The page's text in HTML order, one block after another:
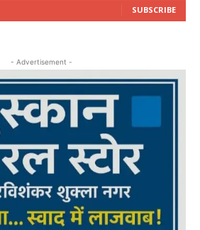
SUBSCRIBE
- Advertisement -